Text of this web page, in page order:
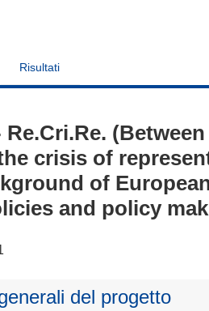
Risultati
crisis of
of
and policy
del progetto